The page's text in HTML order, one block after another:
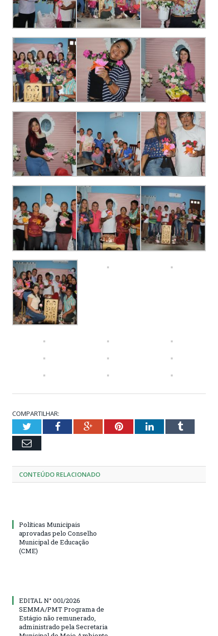
COMPARTILHAR:
TwitterFacebookGoogle+PinterestLinkedInTumblr
Email
CONTEÚDO RELACIONADO
Políticas Municipais
aprovadas pelo Conselho
Municipal de Educação
(CME)
EDITAL N° 001/2026
SEMMA/PMT Programa de
Estágio não remunerado,
administrado pela Secretaria